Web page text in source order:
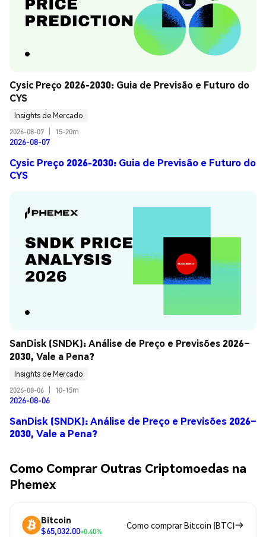
Cysic Preço 2026-2030: Guia de Previsão e Futuro do
CYS
Insights de Mercado
2026-08-07
15-20m
2026-08-07
Cysic Preço 2026-2030: Guia de Previsão e Futuro do
CYS
SanDisk (SNDK): Análise de Preço e Previsões 2026–
2030, Vale a Pena?
Insights de Mercado
2026-08-06
10-15m
2026-08-06
SanDisk (SNDK): Análise de Preço e Previsões 2026–
2030, Vale a Pena?
Como Comprar Outras Criptomoedas na
Phemex
Bitcoin
$65,032.00+0.40%
Como comprar Bitcoin (BTC)